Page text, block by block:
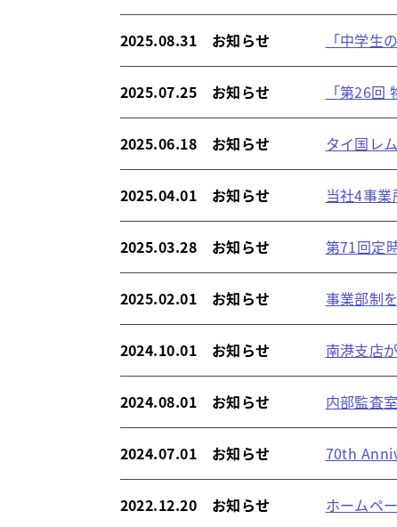
2025.08.31 お知らせ 「中学生
2025.07.25 お知らせ 「第26
2025.06.18 お知らせ タイ国レ
2025.04.01 お知らせ 当社4事業
2025.03.28 お知らせ 第71回定
2025.02.01 お知らせ 事業部制
2024.10.01 お知らせ 南港支店
2024.08.01 お知らせ 内部監査
2024.07.01 お知らせ 70th
2022.12.20 お知らせ ホームペ